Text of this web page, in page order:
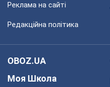
Реклама на сайті
Редакційна політика
OBOZ.UA
Моя Школа